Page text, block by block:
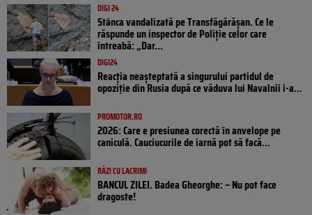
DIGI 24
Stânca vandalizată pe Transfăgărășan. Ce le
răspunde un inspector de Poliție celor care
întreabă: „Dar...
DIGI24
Reacția neașteptată a singurului partidul de
opoziţie din Rusia după ce văduva lui Navalnîi i-a...
PROMOTOR.RO
2026: Care e presiunea corectă în anvelope pe
caniculă. Cauciucurile de iarnă pot să facă...
RÂZI CU LACRIMI
BANCUL ZILEI. Badea Gheorghe: – Nu pot face
dragoste!